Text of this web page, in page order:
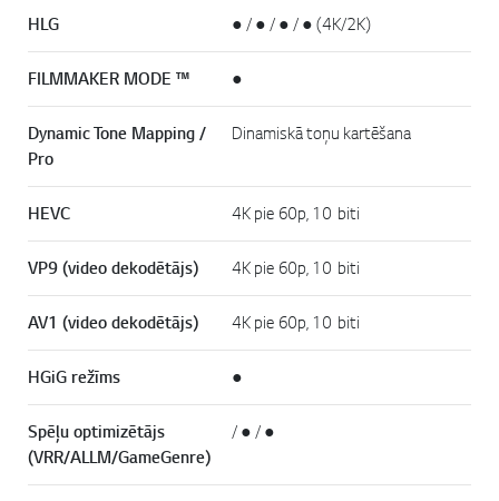
HLG ● / ● / ● / ● (4K/2K)
FILMMAKER MODE ™ ●
Dynamic Tone Mapping /
Pro
Dinamiskā toņu kartēšana
HEVC 4K pie 60p, 10 biti
VP9 (video dekodētājs) 4K pie 60p, 10 biti
AV1 (video dekodētājs) 4K pie 60p, 10 biti
HGiG režīms ●
Spēļu optimizētājs
(VRR/ALLM/GameGenre)
/ ● / ●